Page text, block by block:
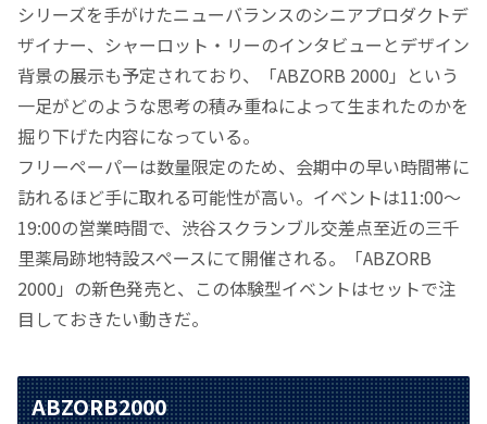
シリーズを手がけたニューバランスのシニアプロダクトデ
ザイナー、シャーロット・リーのインタビューとデザイン
背景の展示も予定されており、「ABZORB 2000」という
一足がどのような思考の積み重ねによって生まれたのかを
掘り下げた内容になっている。
フリーペーパーは数量限定のため、会期中の早い時間帯に
訪れるほど手に取れる可能性が高い。イベントは11:00〜
19:00の営業時間で、渋谷スクランブル交差点至近の三千
里薬局跡地特設スペースにて開催される。「ABZORB
2000」の新色発売と、この体験型イベントはセットで注
目しておきたい動きだ。
ABZORB2000